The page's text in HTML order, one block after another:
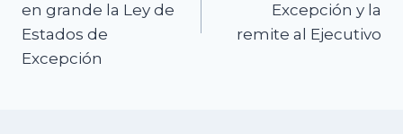
entradas
en grande la Ley de
Estados de
Excepción
Excepción y la
remite al Ejecutivo